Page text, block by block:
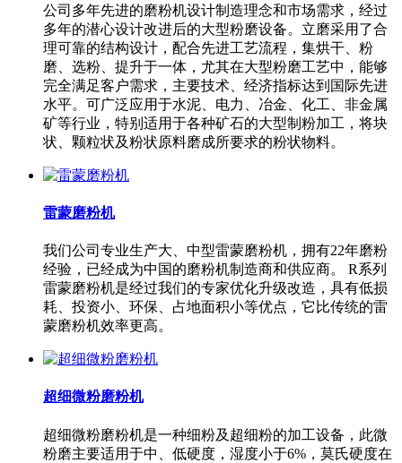
公司多年先进的磨粉机设计制造理念和市场需求，经过
多年的潜心设计改进后的大型粉磨设备。立磨采用了合
理可靠的结构设计，配合先进工艺流程，集烘干、粉
磨、选粉、提升于一体，尤其在大型粉磨工艺中，能够
完全满足客户需求，主要技术、经济指标达到国际先进
水平。可广泛应用于水泥、电力、冶金、化工、非金属
矿等行业，特别适用于各种矿石的大型制粉加工，将块
状、颗粒状及粉状原料磨成所要求的粉状物料。
雷蒙磨粉机
我们公司专业生产大、中型雷蒙磨粉机，拥有22年磨粉
经验，已经成为中国的磨粉机制造商和供应商。 R系列
雷蒙磨粉机是经过我们的专家优化升级改造，具有低损
耗、投资小、环保、占地面积小等优点，它比传统的雷
蒙磨粉机效率更高。
超细微粉磨粉机
超细微粉磨粉机是一种细粉及超细粉的加工设备，此微
粉磨主要适用于中、低硬度，湿度小于6%，莫氏硬度在